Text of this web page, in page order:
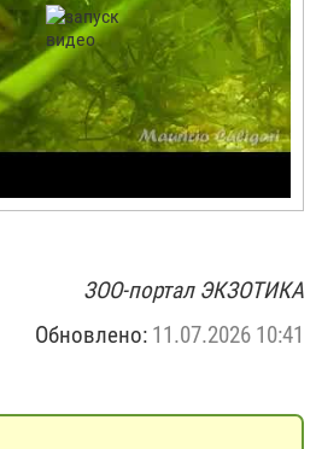
ЗОО-портал ЭКЗОТИКА
Обновлено: 11.07.2026 10:41